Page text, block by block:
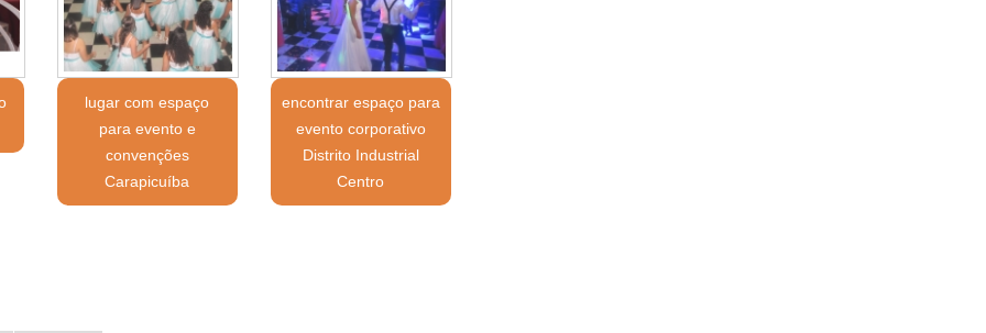
lugar com espaço
para evento e
convenções
Carapicuíba
encontrar espaço para
evento corporativo
Distrito Industrial
Centro